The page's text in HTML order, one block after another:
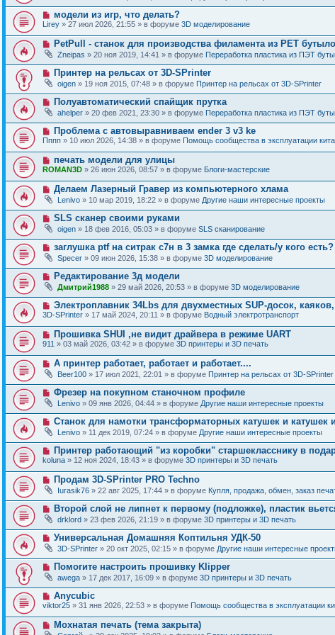
о
о
б
щ
е
н
и
е
о
е
с
о
б
щ
е
н
и
е
Н
о
в
о
е
с
о
б
щ
е
н
и
е
модели из игр, что делать?
Lirey » 27 июл 2026, 21:55 » в форуме 3D моделирование
Н
в
о
е
с
о
б
щ
е
н
и
е
PetPull - cтанок для производства филамента из PET
Zneipas » 20 ноя 2019, 14:41 » в форуме Переработка пластика из ПЭТ
Н
в
о
е
с
о
б
е
н
и
е
Принтер на рельсах от 3D-SPrinter
oigen » 19 ноя 2015, 07:48 » в форуме Принтер на рельсах от 3D-SPrinter
Н
в
о
е
с
о
о
б
н
и
е
Полуавтоматический спайщик прутка
ahelper » 20 фев 2021, 23:30 » в форуме Переработка пластика из ПЭТ
Н
о
в
о
е
с
о
о
б
щ
е
н
и
е
Проблема с автовыравниваем ender 3 v3 ke
Пппп » 10 июл 2026, 14:38 » в форуме Помощь сообщества в эксплуатации
Н
о
в
о
е
с
о
о
б
щ
н
и
е
печать модели для улицы
ROMAN3D » 26 июн 2026, 08:57 » в форуме Блоги-мастерские
Н
о
в
о
е
с
о
о
б
щ
е
н
и
е
Делаем Лазерный Гравер из компьютерного хлама
Lenivo » 10 мар 2019, 18:22 » в форуме Другие наши интересные проекты
Н
в
о
е
с
о
б
щ
е
н
и
е
SLS сканер своими руками
oigen » 18 фев 2016, 05:03 » в форуме SLS сканирование
Н
в
о
е
с
о
о
б
е
н
и
е
заглушка ptf на ситрак с7н в 3 замка где сделать/у кого есть?
Specer » 09 июн 2026, 15:38 » в форуме 3D моделирование
Н
в
о
е
с
о
б
н
и
е
Редактирование 3д модели
Дмитрий1988 » 29 май 2026, 20:53 » в форуме 3D моделирование
Н
о
в
о
е
с
о
о
б
щ
е
н
и
е
Электроплавник 34Lbs для двухместных SUP-досок,
3D-SPrinter » 17 май 2024, 20:11 » в форуме Водный электротранспорт
Н
о
в
о
е
с
о
о
б
щ
е
н
и
е
Прошивка SHUI ,не видит драйвера в режиме UART
911 » 03 май 2026, 03:42 » в форуме 3D принтеры и 3D печать
Н
в
о
е
с
о
о
б
щ
е
н
и
е
А принтер работает, работает и работает....
Beer100 » 17 июл 2021, 22:01 » в форуме Принтер на рельсах от 3D-SPrinter
Н
в
о
е
с
о
б
е
н
и
е
Фрезер на покупном станочном профиле
Lenivo » 09 янв 2026, 04:44 » в форуме Другие наши интересные проекты
Н
в
о
е
с
о
б
щ
е
н
и
е
Станок для намотки трансформаторных катушек и катушек
Lenivo » 11 дек 2019, 07:24 » в форуме Другие наши интересные проекты
Н
о
в
о
е
с
о
б
щ
е
н
и
е
Принтер работающий "из коробки" старшекласснику в
koluna » 12 ноя 2024, 18:43 » в форуме 3D принтеры и 3D печать
Н
в
о
е
с
о
о
б
щ
е
н
и
е
Продам 3D-SPrinter PRO Techno
Iurasik76 » 22 авг 2025, 17:44 » в форуме Купля, продажа, обмен, заказ
Н
в
о
е
с
о
б
щ
н
и
е
Второй слой не липнет к первому (подложке), пластик
drklord » 23 фев 2026, 21:19 » в форуме 3D принтеры и 3D печать
Н
в
о
е
с
о
о
б
е
н
Универсальная Домашняя Коптильня УДК-50
3D-SPrinter » 20 окт 2025, 02:15 » в форуме Другие наши интересные
Н
в
о
е
с
о
б
Помогите настроить прошивку Klipper
awega » 17 дек 2017, 16:09 » в форуме 3D принтеры и 3D печать
Н
о
в
о
е
Anycubic
viktor25 » 31 янв 2026, 22:53 » в форуме Помощь сообщества в эксплуатации
НМохнатая печать (тема закрыта)